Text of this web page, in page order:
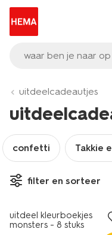
waar ben je naar
uitdeelcadeautjes
confetti Takkie
filter en sorteer
uitdeel kleurboekjes
monsters - 8 stuks